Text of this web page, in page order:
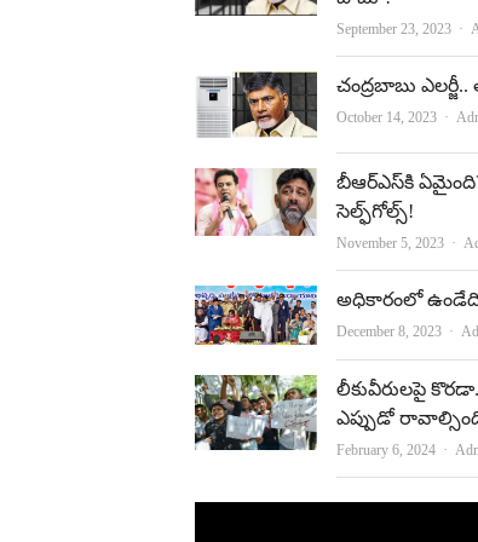
September 23, 2023
చంద్రబాబు ఎలర్జీ..
October 14, 2023
బీఆర్‌ఎస్‌కి
సెల్ఫ్‌గోల్స్‌!
November 5, 2023
అధికారంలో ఉండేది
December 8, 2023
లీకువీరుల‌పై
ఎప్పుడో
February 6, 2024